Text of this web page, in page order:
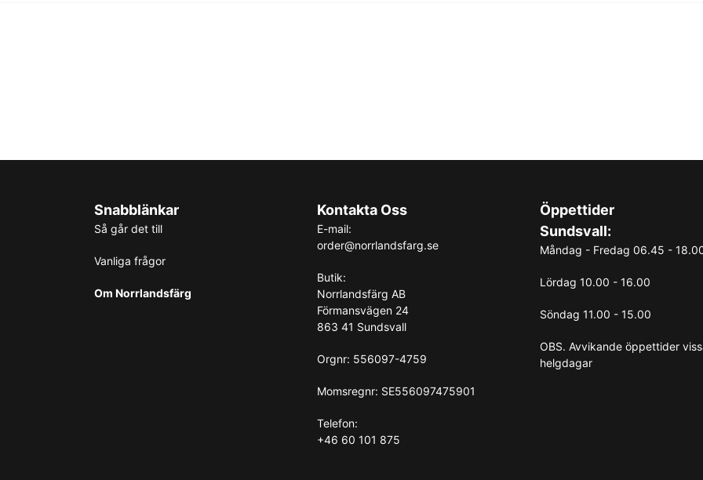
Snabblänkar
Så går det till
Vanliga frågor
Om Norrlandsfärg
Kontakta Oss
E-mail:
order@norrlandsfarg.se
Butik:
Norrlandsfärg AB
Förmansvägen 24
863 41 Sundsvall
Orgnr: 556097-4759
Momsregnr: SE556097475901
Telefon:
+46 60 101 875
Öppettider
Sundsvall:
Måndag - Fredag 06.45 -
Lördag 10.00 - 16.00
Söndag 11.00 - 15.00
OBS. Avvikande öppettider
helgdagar